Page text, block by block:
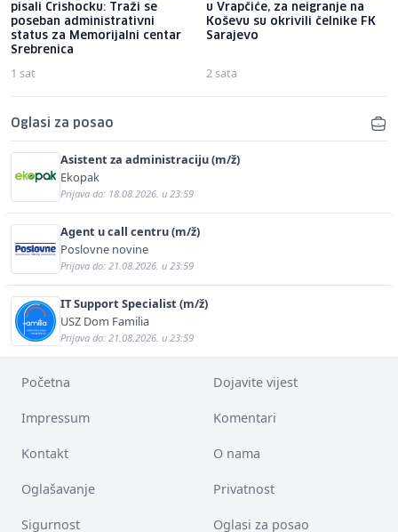
pisali Crishocku: Traži se
poseban administrativni
status za Memorijalni centar
Srebrenica
1 sat
u Vrapčiće, za neigranje na
Koševu su okrivili čelnike FK
Sarajevo
2 sata
Oglasi za posao
Asistent za administraciju (m/ž)
Ekopak
Prijava do: 18.08.2026. u 23:59
Agent u call centru (m/ž)
Poslovne novine
Prijava do: 21.08.2026. u 23:59
IT Support Specialist (m/ž)
USZ Dom Familia
Prijava do: 21.08.2026. u 23:59
Početna Dojavite vijest
Impressum Komentari
Kontakt O nama
Oglašavanje Privatnost
Sigurnost Oglasi za posao